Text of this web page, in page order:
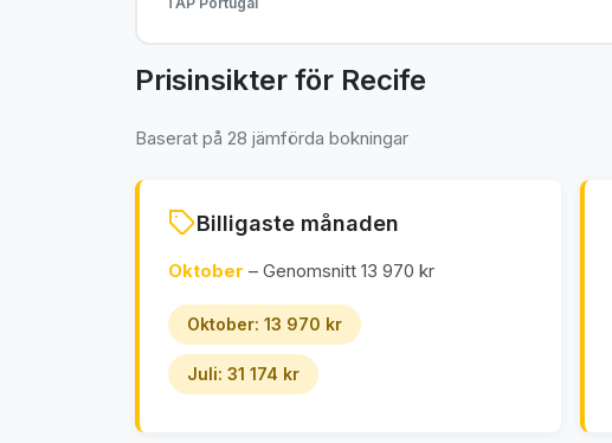
Prisinsikter för Recife
Baserat på 28 jämförda bokningar
Billigaste månaden
Oktober – Genomsnitt 13 970 kr
Oktober: 13 970 kr
Juli: 31 174 kr